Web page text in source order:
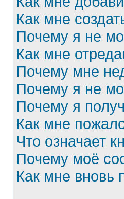
Как мне
Почему я не
Как мне
Почему мне
Почему я не
Почему я
Как мне
Что означает
Почему моё
Как мне вновь